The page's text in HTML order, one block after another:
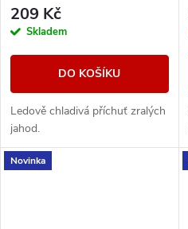
209 Kč
Skladem
DO KOŠÍKU
Ledově chladivá příchuť zralých
jahod.
Novinka